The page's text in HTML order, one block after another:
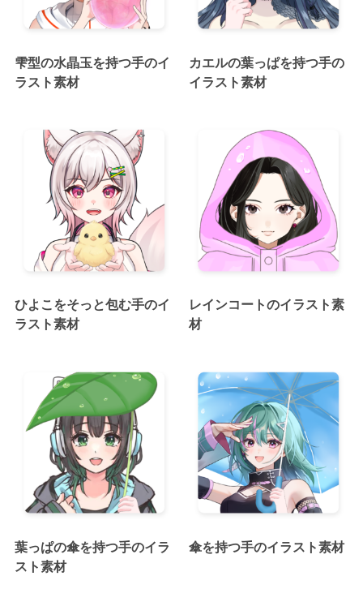
雫型の水晶玉を持つ手のイ
ラスト素材
カエルの葉っぱを持つ手の
イラスト素材
ひよこをそっと包む手のイ
ラスト素材
レインコートのイラスト素
材
葉っぱの傘を持つ手のイラ
スト素材
傘を持つ手のイラスト素材